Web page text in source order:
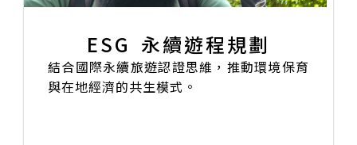
ESG 永續遊程規劃
結合國際永續旅遊認證思維，推動環境保育
與在地經濟的共生模式。